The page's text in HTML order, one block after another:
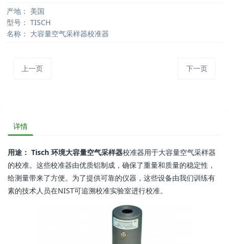
产地： 美国
型号： TISCH
名称： 大容量空气采样器校准器
上一页 下一页
详情
用途： Tisch 环境大容量空气采样器校准器用于大容量空气采样器
的校准。这些校准器由优质铝制成，确保了重量和质量的稳定性，
给测量带来了方便。为了提供可靠的仪器，这些设备由我们训练有
素的技术人员在NIST可追溯校准实验室进行校准。